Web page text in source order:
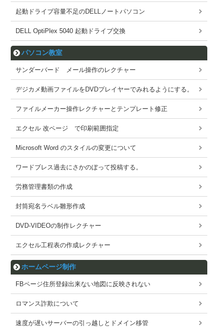
起動ドライブ容量不足のDELLノートパソコン
DELL OptiPlex 5040 起動ドライブ交換
パソコン教室
サンダーバード メール操作のレクチャー
デジカメ動画ファイルをDVDプレイヤーでみれるようにする。
ファイルメーカー操作レクチャーとテンプレート修正
エクセル 改ページ で印刷範囲指定
Microsoft Word のスタイルの変更について
ワードブレス過去にさかのぼって投稿する。
労務管理書類の作成
封筒宛名ラベル雛形作成
DVD-VIDEOの制作レクチャー
エクセル工程表の作成レクチャー
ホームページ制作
FBページ住所登録出来ない地図に反映されない
ロマンス詐欺について
速度が遅いサーバーの引っ越しとドメイン移管